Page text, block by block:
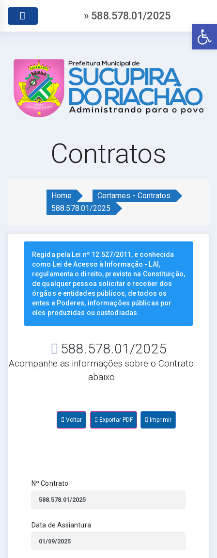
» 588.578.01/2025
Contratos
Home
Certames - Contratos
588.578.01/2025
Regida pela Lei nº 12.527/2011, e conhecida
como Lei de Acesso à Informação - LAI,
regulamenta o direito, previsto na Constituição,
de qualquer pessoa solicitar e receber dos
órgãos e entidades públicos, de todos os
entes e Poderes, informações públicas por
eles produzidas ou custodiadas.
588.578.01/2025
Acompanhe as informações sobre o Contrato
abaixo
Voltar Exportar PDF Imprimir
Nº Contrato
Data de Assiantura